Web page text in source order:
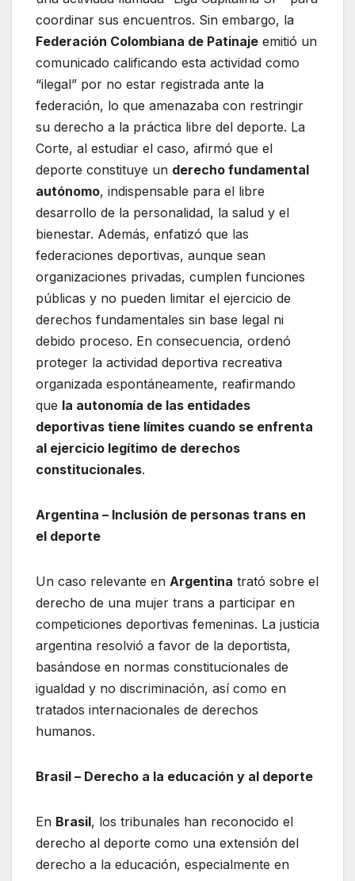
coordinar sus encuentros. Sin embargo, la
Federación Colombiana de Patinaje emitió un
comunicado calificando esta actividad como
“ilegal” por no estar registrada ante la
federación, lo que amenazaba con restringir
su derecho a la práctica libre del deporte. La
Corte, al estudiar el caso, afirmó que el
deporte constituye un derecho fundamental
autónomo, indispensable para el libre
desarrollo de la personalidad, la salud y el
bienestar. Además, enfatizó que las
federaciones deportivas, aunque sean
organizaciones privadas, cumplen funciones
públicas y no pueden limitar el ejercicio de
derechos fundamentales sin base legal ni
debido proceso. En consecuencia, ordenó
proteger la actividad deportiva recreativa
organizada espontáneamente, reafirmando
que la autonomía de las entidades
deportivas tiene límites cuando se enfrenta
al ejercicio legítimo de derechos
constitucionales.
Argentina – Inclusión de personas trans en
el deporte
Un caso relevante en Argentina trató sobre el
derecho de una mujer trans a participar en
competiciones deportivas femeninas. La justicia
argentina resolvió a favor de la deportista,
basándose en normas constitucionales de
igualdad y no discriminación, así como en
tratados internacionales de derechos
humanos.
Brasil – Derecho a la educación y al deporte
En Brasil, los tribunales han reconocido el
derecho al deporte como una extensión del
derecho a la educación, especialmente en